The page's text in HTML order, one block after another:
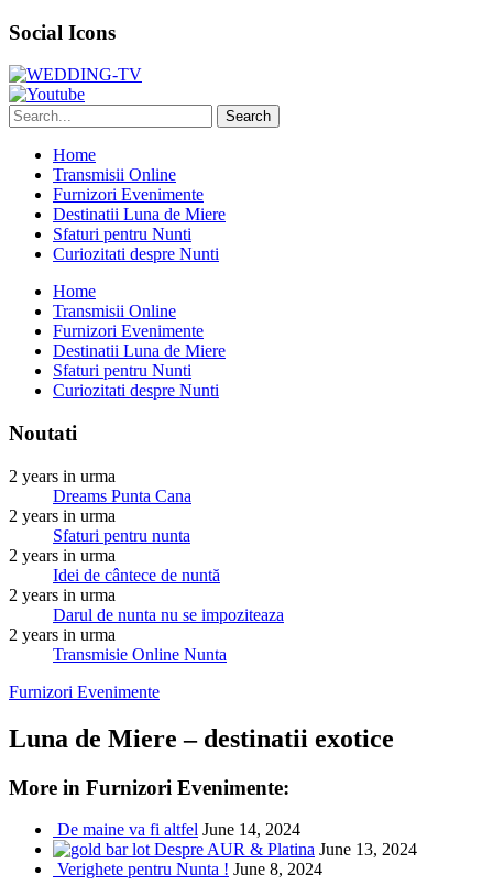
Social Icons
Home
Transmisii Online
Furnizori Evenimente
Destinatii Luna de Miere
Sfaturi pentru Nunti
Curiozitati despre Nunti
Home
Transmisii Online
Furnizori Evenimente
Destinatii Luna de Miere
Sfaturi pentru Nunti
Curiozitati despre Nunti
Noutati
2 years in urma
Dreams Punta Cana
2 years in urma
Sfaturi pentru nunta
2 years in urma
Idei de cântece de nuntă
2 years in urma
Darul de nunta nu se impoziteaza
2 years in urma
Transmisie Online Nunta
Furnizori Evenimente
Luna de Miere – destinatii exotice
More in Furnizori Evenimente:
De maine va fi altfel June 14, 2024
Despre AUR & Platina June 13, 2024
Verighete pentru Nunta ! June 8, 2024